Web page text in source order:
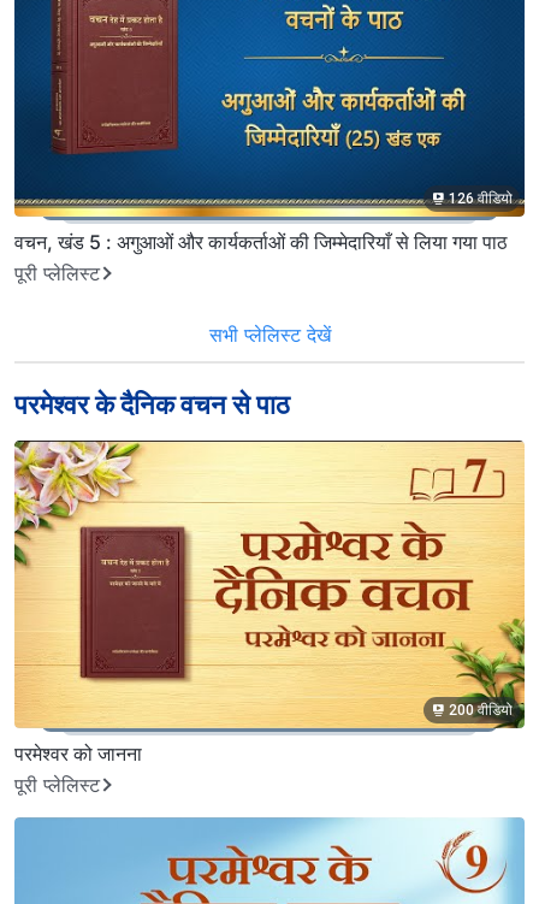
126 वीडियो
वचन, खंड 5 : अगुआओं और कार्यकर्ताओं की जिम्मेदारियाँ से लिया गया पाठ
पूरी प्लेलिस्ट
सभी प्लेलिस्ट देखें
परमेश्वर के दैनिक वचन से पाठ
200 वीडियो
परमेश्वर को जानना
पूरी प्लेलिस्ट